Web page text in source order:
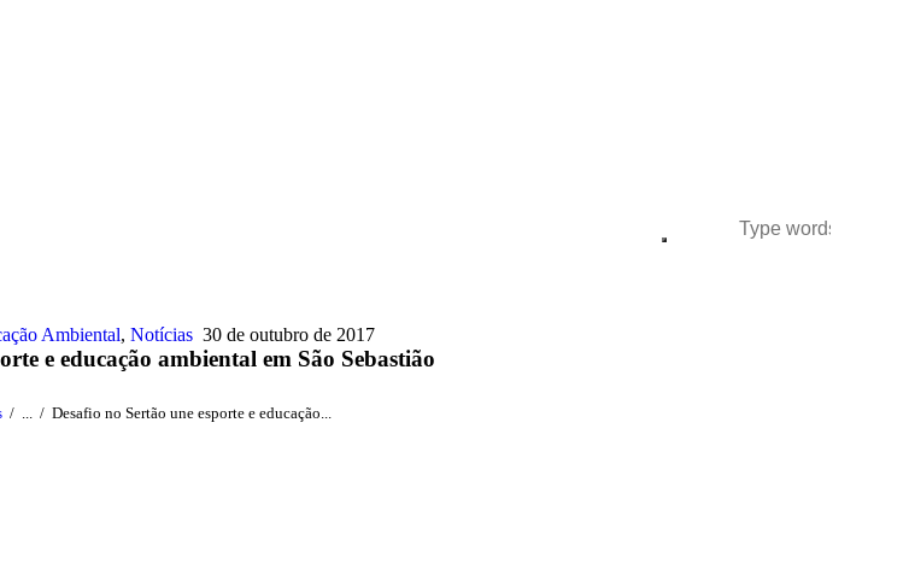
Ambiental, Notícias 30 de outubro de 2017
e educação ambiental em São Sebastião
... Desafio no Sertão une esporte e educação...